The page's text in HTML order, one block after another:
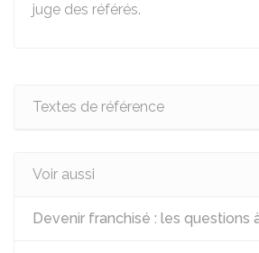
juge des référés.
Textes de référence
Voir aussi
Devenir franchisé : les questions